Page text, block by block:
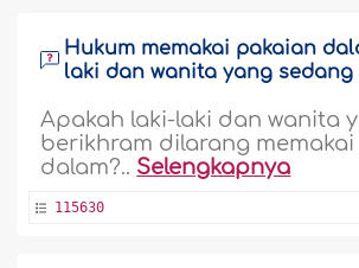
Hukum memakai pakaian
laki dan wanita yang sedang
Apakah laki-laki dan wanita
berikhram dilarang
dalam?.. Selengkapnya
115630